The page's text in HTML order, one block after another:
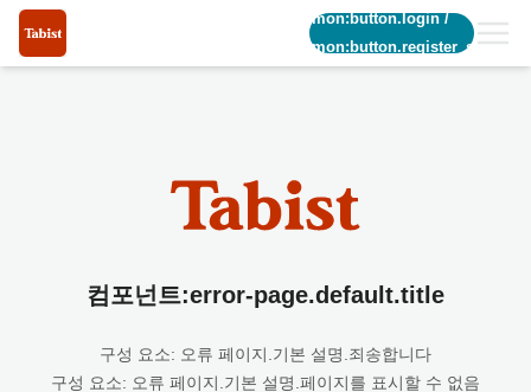
common:button.login/
common:button.register_short
컴포넌트:error-page.default.title
구성 요소: 오류 페이지.기본 설명.죄송합니다
구성 요소: 오류 페이지.기본 설명.페이지를 표시할 수 없음